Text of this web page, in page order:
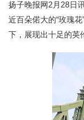
扬子晚报网2月28日
近百朵偌大的“玫瑰
下，展现出十足的英